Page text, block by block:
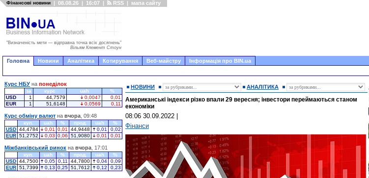
Фінансові новини | 08.08.26 | 16:07 | RSS | мапа сайту
"Визначеність мети — відправна точка всіх досягнень"
Вільям Клемент Стоун
Головна Новини Аналітика Котирування Веб-майстру Інформація про BIN.ua
НОВИНИ АНАЛІТИКА
Американські індекси різко впали 29 вересня; інвестори переймаються станом
економіки
08:06 30.09.2022
Фінанси
Курс НБУ на понеділок
за курс uah
%
USD
1 44,7579 0,0047
0,01
EUR
1 51,6148 0,0569 0,11
Курс обміну валют на вчора , 09:48
куп. uah % прод. uah
%
USD 44,4784 0,01 0,01 44,9448 0,01
0,02
EUR 51,2752 0,03 0,06 51,9080 0,01 0,01
Міжбанківський ринок на вчора , 17:01
куп. uah % прод. uah
%
USD 44,7500 0,05 0,11 44,7800 0,04
0,09
EUR 51,7399 0,13 0,25 51,7612 0,12 0,23